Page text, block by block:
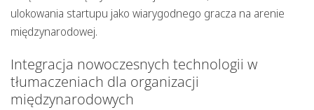
ulokowania startupu jako wiarygodnego gracza na arenie
międzynarodowej.
Integracja nowoczesnych technologii w
tłumaczeniach dla organizacji
międzynarodowych